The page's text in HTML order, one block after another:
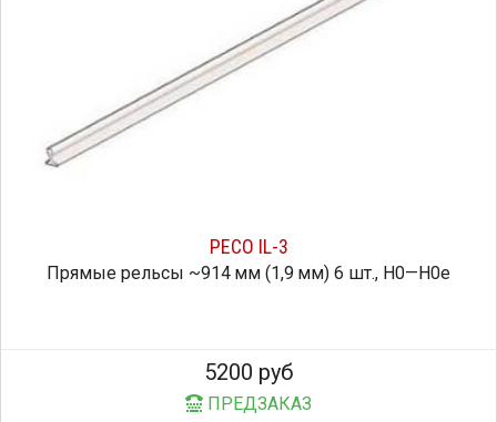
PECO IL-3
Прямые рельсы ~914 мм (1,9 мм) 6 шт., H0—H0e
5200 руб
ПРЕДЗАКАЗ